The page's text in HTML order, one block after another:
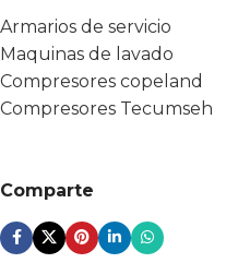
Armarios de servicio
Maquinas de lavado
Compresores copeland
Compresores Tecumseh
Comparte